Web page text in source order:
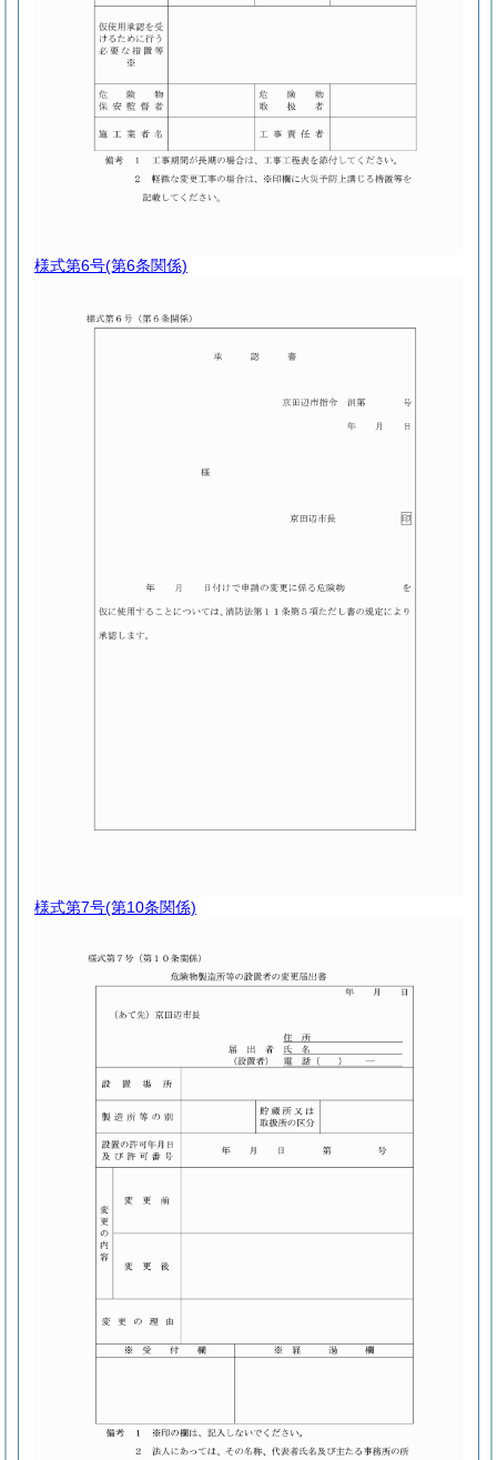
様式第6号(第6条関係)
様式第7号(第10条関係)